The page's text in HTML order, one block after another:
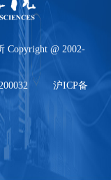
Copyright @ 2002-
200032 沪ICP备